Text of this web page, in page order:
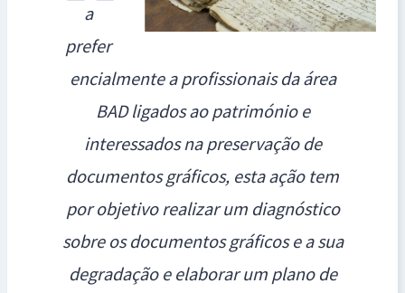
a
prefer
encialmente a profissionais da área
BAD ligados ao património e
interessados na preservação de
documentos gráficos, esta ação tem
por objetivo realizar um diagnóstico
sobre os documentos gráficos e a sua
degradação e elaborar um plano de